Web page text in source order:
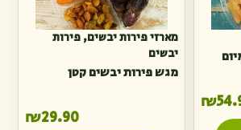
₪
מארזי פירות יבשים, פירות
יבשים
מגש פירות יבשים קטן
₪29.90